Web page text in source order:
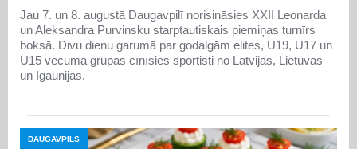
Jau 7. un 8. augustā Daugavpilī norisināsies XXII Leonarda
un Aleksandra Purvinsku starptautiskais piemiņas turnīrs
boksā. Divu dienu garumā par godalgām elites, U19, U17 un
U15 vecuma grupās cīnīsies sportisti no Latvijas, Lietuvas
un Igaunijas.
DAUGAVPILS